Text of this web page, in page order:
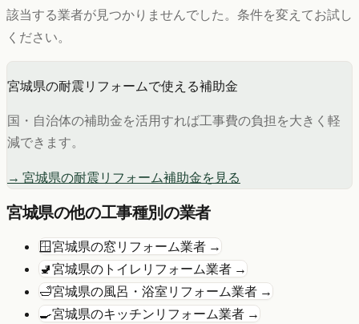
該当する業者が見つかりませんでした。条件を変えてお試し
ください。
宮城県の耐震リフォームで使える補助金
国・自治体の補助金を活用すれば工事費の負担を大きく軽
減できます。
→ 宮城県の耐震リフォーム補助金を見る
宮城県の他の工事種別の業者
🪟宮城県の窓リフォーム業者 →
🚽宮城県の トイレリフォーム業者 →
🛁宮城県の風呂・浴室リフォーム業者 →
🍳宮城県のキッチンリフォーム業者 →